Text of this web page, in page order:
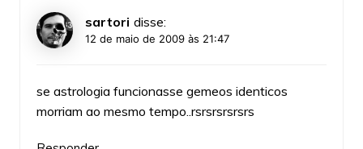
sartori disse:
12 de maio de 2009 às 21:47
se astrologia funcionasse gemeos identicos
morriam ao mesmo tempo..rsrsrsrsrsrs